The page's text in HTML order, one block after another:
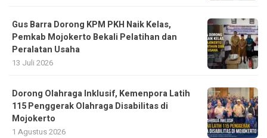
Gus Barra Dorong KPM PKH Naik Kelas,
Pemkab Mojokerto Bekali Pelatihan dan
Peralatan Usaha
13 Juli 2026
Dorong Olahraga Inklusif, Kemenpora Latih
115 Penggerak Olahraga Disabilitas di
Mojokerto
1 Agustus 2026